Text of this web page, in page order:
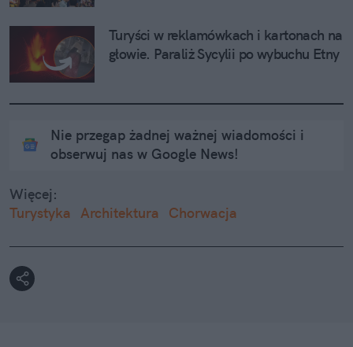
Turyści w reklamówkach i kartonach na
głowie. Paraliż Sycylii po wybuchu Etny
Nie przegap żadnej ważnej wiadomości i
obserwuj nas w Google News!
Więcej:
Turystyka Architektura Chorwacja